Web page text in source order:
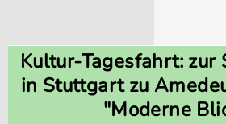
Kultur-Tagesfahrt: zur
in Stuttgart zu
"Moderne